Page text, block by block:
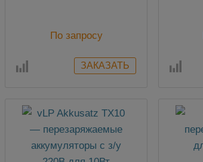
По запросу